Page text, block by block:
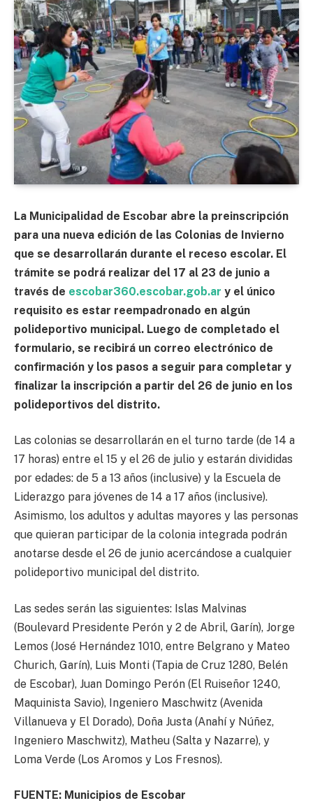
La Municipalidad de Escobar abre la preinscripción
para una nueva edición de las Colonias de Invierno
que se desarrollarán durante el receso escolar. El
trámite se podrá realizar del 17 al 23 de junio a
través de escobar360.escobar.gob.ar y el único
requisito es estar reempadronado en algún
polideportivo municipal. Luego de completado el
formulario, se recibirá un correo electrónico de
confirmación y los pasos a seguir para completar y
finalizar la inscripción a partir del 26 de junio en los
polideportivos del distrito.
Las colonias se desarrollarán en el turno tarde (de 14 a
17 horas) entre el 15 y el 26 de julio y estarán divididas
por edades: de 5 a 13 años (inclusive) y la Escuela de
Liderazgo para jóvenes de 14 a 17 años (inclusive).
Asimismo, los adultos y adultas mayores y las personas
que quieran participar de la colonia integrada podrán
anotarse desde el 26 de junio acercándose a cualquier
polideportivo municipal del distrito.
Las sedes serán las siguientes: Islas Malvinas
(Boulevard Presidente Perón y 2 de Abril, Garín), Jorge
Lemos (José Hernández 1010, entre Belgrano y Mateo
Churich, Garín), Luis Monti (Tapia de Cruz 1280, Belén
de Escobar), Juan Domingo Perón (El Ruiseñor 1240,
Maquinista Savio), Ingeniero Maschwitz (Avenida
Villanueva y El Dorado), Doña Justa (Anahí y Núñez,
Ingeniero Maschwitz), Matheu (Salta y Nazarre), y
Loma Verde (Los Aromos y Los Fresnos).
FUENTE: Municipios de Escobar